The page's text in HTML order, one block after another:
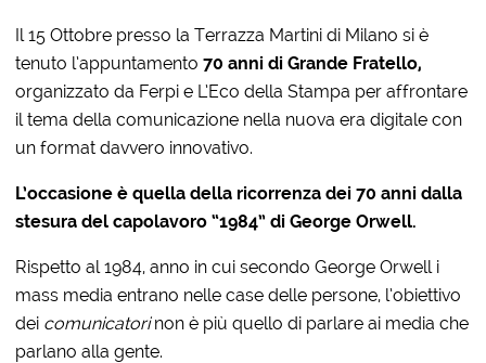
Il 15 Ottobre presso la Terrazza Martini di Milano si è
tenuto l’appuntamento70 anni di Grande Fratello,
organizzato da Ferpi e L’Eco della Stampa per affrontare
il tema della comunicazione nella nuova era digitale con
un format davvero innovativo.
L’occasione è quella della ricorrenza dei 70 anni dalla
stesura del capolavoro “1984” di George Orwell.
Rispetto al 1984, anno in cui secondo George Orwell i
mass media entrano nelle case delle persone, l’obiettivo
dei comunicatorinon è più quello di parlare ai media che
parlano alla gente.